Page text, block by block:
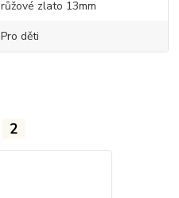
růžové zlato 13mm
Pro děti
2